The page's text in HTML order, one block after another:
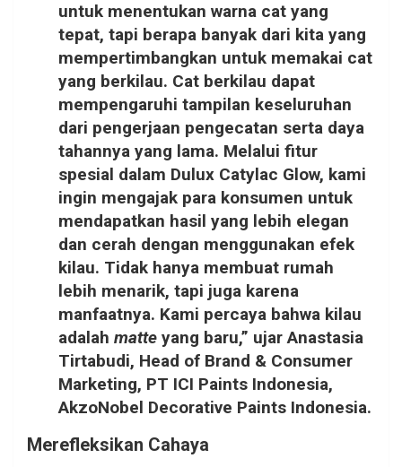
untuk menentukan warna cat yang
tepat, tapi berapa banyak dari kita yang
mempertimbangkan untuk memakai cat
yang berkilau. Cat berkilau dapat
mempengaruhi tampilan keseluruhan
dari pengerjaan pengecatan serta daya
tahannya yang lama. Melalui fitur
spesial dalam Dulux Catylac Glow, kami
ingin mengajak para konsumen untuk
mendapatkan hasil yang lebih elegan
dan cerah dengan menggunakan efek
kilau. Tidak hanya membuat rumah
lebih menarik, tapi juga karena
manfaatnya. Kami percaya bahwa kilau
adalah matte yang baru,” ujarAnastasia
Tirtabudi, Head of Brand & Consumer
Marketing, PT ICI Paints Indonesia,
AkzoNobel Decorative Paints Indonesia.
Merefleksikan Cahaya